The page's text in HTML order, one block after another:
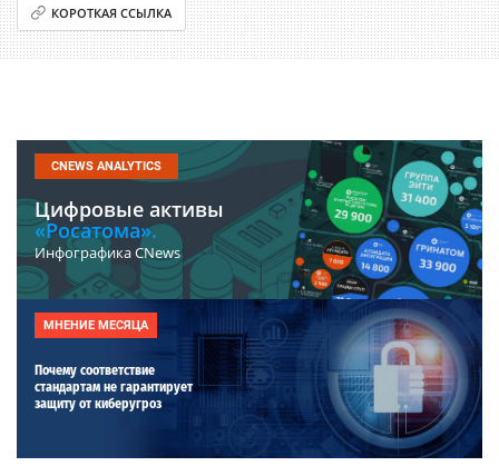
КОРОТКАЯ ССЫЛКА
CNEWS ANALYTICS
Цифровые активы
«Росатома».
Инфографика CNews
МНЕНИЕ МЕСЯЦА
Почему соответствие
стандартам не гарантирует
защиту от киберугроз